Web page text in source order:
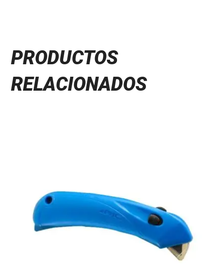
PRODUCTOS
RELACIONADOS